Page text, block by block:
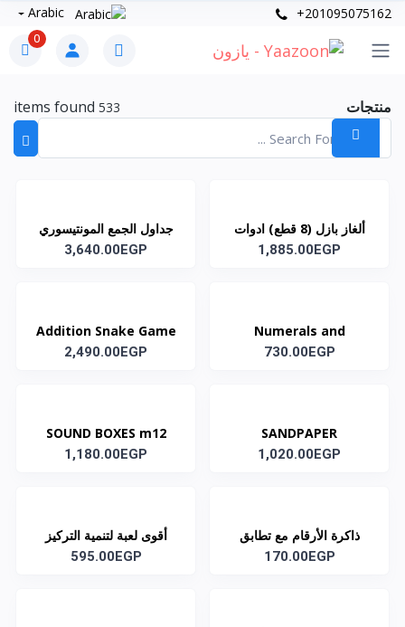
+201095075162
0
منتجات 533
ألغاز بازل (8 قطع) ادوات
منتسورى m58
1,885.00EGP
جداول الجمع المونتيسوري
m54
3,640.00EGP
Numerals and
Counters m27
730.00EGP
Addition Snake Game
m31
2,490.00EGP
SANDPAPER
NUMERALS m25
1,020.00EGP
SOUND BOXES m12
1,180.00EGP
ذاكرة الأرقام مع تطابق
الأطوال
170.00EGP
أقوى لعبة لتنمية التركيز
والذكاء
595.00EGP